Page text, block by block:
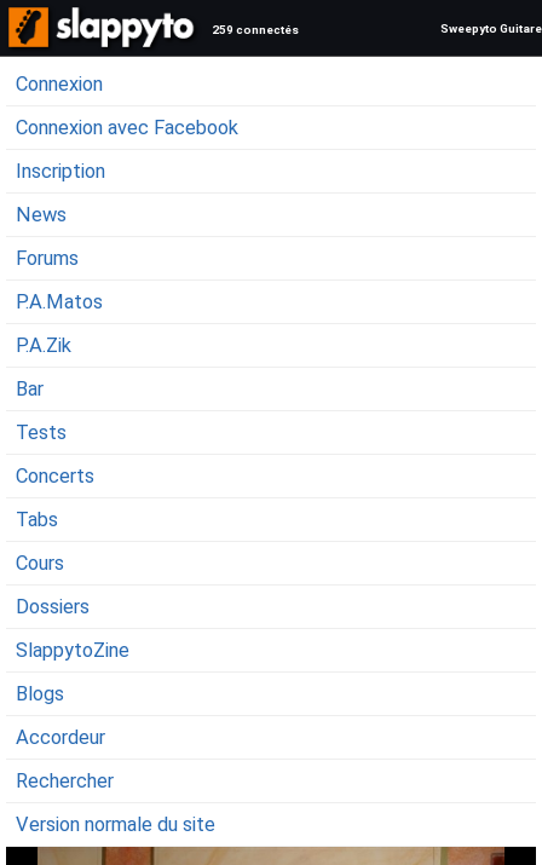
259 connectés Sweepyto Guitare
Connexion
Connexion avec Facebook
Inscription
News
Forums
P.A.Matos
P.A.Zik
Bar
Tests
Concerts
Tabs
Cours
Dossiers
SlappytoZine
Blogs
Accordeur
Rechercher
Version normale du site